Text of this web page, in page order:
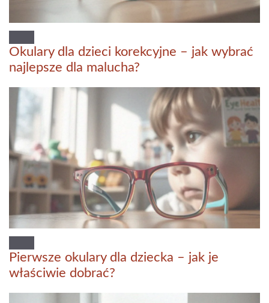
Okulary dla dzieci korekcyjne – jak wybrać
najlepsze dla malucha?
Pierwsze okulary dla dziecka – jak je
właściwie dobrać?